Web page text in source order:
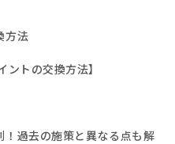
方法
トの交換方法】
過去の施策と異なる点も解